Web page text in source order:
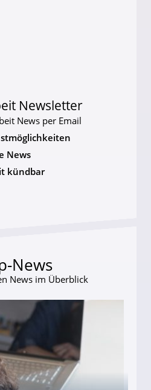
Newsletter
News per Email
News
kündbar
News
News im Überblick